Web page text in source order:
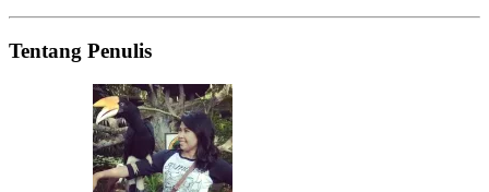
Tentang Penulis